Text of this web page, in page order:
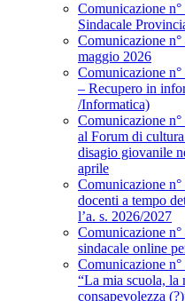
Comunicazione
Sindacale
Comunicazione
maggio 2026
Comunicazione
– Recupero in
/Informatica)
Comunicazione
al Forum di
disagio giovanile
aprile
Comunicazione
docenti a tempo
l’a. s. 2026/2027
Comunicazione
sindacale online
Comunicazione
“La mia scuola, la
consapevolezza